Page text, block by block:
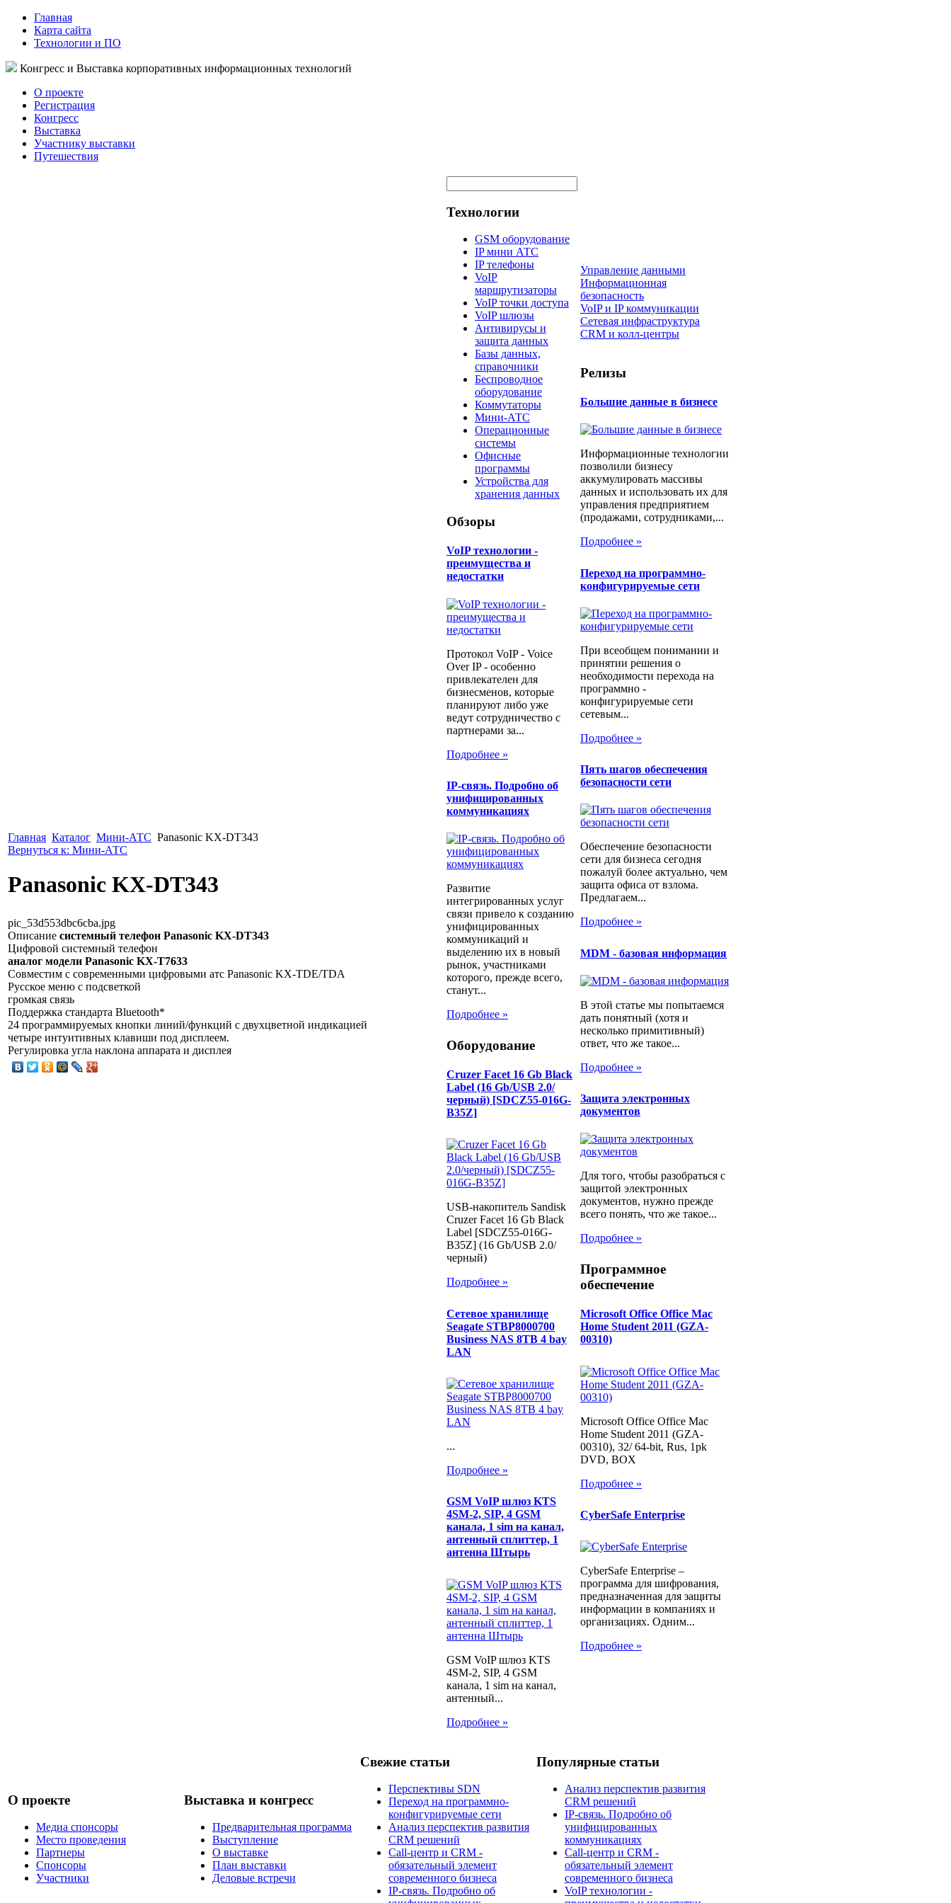
Главная
Карта сайта
Технологии и ПО
Конгресс и Выставка корпоративных информационных технологий
О проекте
Регистрация
Конгресс
Выставка
Участнику выставки
Путешествия
Главная Каталог Мини-АТС Panasonic KX-DT343
Вернуться к: Мини-АТС
Panasonic KX-DT343
pic_53d553dbc6cba.jpg
Описание системный телефон Panasonic KX-DT343
Цифровой системный телефон
аналог модели Panasonic KX-T7633
Совместим с современными цифровыми атс Panasonic KX-TDE/TDA
Русское меню с подсветкой
громкая связь
Поддержка стандарта Bluetooth*
24 программируемых кнопки линий/функций с двухцветной индикацией
четыре интуитивных клавиши под дисплеем.
Регулировка угла наклона аппарата и дисплея
Технологии
GSM оборудование
IP мини АТС
IP телефоны
VoIP
маршрутизаторы
VoIP точки доступа
VoIP шлюзы
Антивирусы и
защита данных
Базы данных,
справочники
Беспроводное
оборудование
Коммутаторы
Мини-АТС
Операционные
системы
Офисные
программы
Устройства для
хранения данных
Обзоры
​VoIP технологии -
преимущества и
недостатки
Протокол VoIP - Voice
Over IP - особенно
привлекателен для
бизнесменов, которые
планируют либо уже
ведут сотрудничество с
партнерами за...
Подробнее »
IP-связь. Подробно об
унифицированных
коммуникациях
Развитие
интегрированных услуг
связи привело к созданию
унифицированных
коммуникаций и
выделению их в новый
рынок, участниками
которого, прежде всего,
станут...
Подробнее »
Оборудование
Cruzer Facet 16 Gb Black
Label (16 Gb/USB 2.0/
черный) [SDCZ55-016G-
B35Z]
USB-накопитель Sandisk
Cruzer Facet 16 Gb Black
Label [SDCZ55-016G-
B35Z] (16 Gb/USB 2.0/
черный)
Подробнее »
Сетевое хранилище
Seagate STBP8000700
Business NAS 8TB 4 bay
LAN
...
Подробнее »
GSM VoIP шлюз KTS
4SM-2, SIP, 4 GSM
канала, 1 sim на канал,
антенный сплиттер, 1
антенна Штырь
GSM VoIP шлюз KTS
4SM-2, SIP, 4 GSM
канала, 1 sim на канал,
антенный...
Подробнее »
Управление данными
Информационная
безопасность
VoIP и IP коммуникации
Сетевая инфраструктура
CRM и колл-центры
Релизы
Большие данные в бизнесе
Информационные технологии
позволили бизнесу
аккумулировать массивы
данных и использовать их для
управления предприятием
(продажами, сотрудниками,...
Подробнее »
Переход на программно-
конфигурируемые сети
При всеобщем понимании и
принятии решения о
необходимости перехода на
программно -
конфигурируемые сети
сетевым...
Подробнее »
Пять шагов обеспечения
безопасности сети
Обеспечение безопасности
сети для бизнеса сегодня
пожалуй более актуально, чем
защита офиса от взлома.
Предлагаем...
Подробнее »
MDM - базовая информация
В этой статье мы попытаемся
дать понятный (хотя и
несколько примитивный)
ответ, что же такое...
Подробнее »
Защита электронных
документов
Для того, чтобы разобраться с
защитой электронных
документов, нужно прежде
всего понять, что же такое...
Подробнее »
Программное
обеспечение
Microsoft Office Office Mac
Home Student 2011 (GZA-
00310)
Microsoft Office Office Mac
Home Student 2011 (GZA-
00310), 32/ 64-bit, Rus, 1pk
DVD, BOX
Подробнее »
CyberSafe Enterprise
CyberSafe Enterprise –
программа для шифрования,
предназначенная для защиты
информации в компаниях и
организациях. Одним...
Подробнее »
О проекте
Медиа спонсоры
Место проведения
Партнеры
Спонсоры
Участники
Выставка и конгресс
Предварительная программа
Выступление
О выставке
План выставки
Деловые встречи
Свежие статьи
Перспективы SDN
Переход на программно-
конфигурируемые сети
Анализ перспектив развития
CRM решений
Call-центр и CRM -
обязательный элемент
современного бизнеса
IP-связь. Подробно об
Популярные статьи
Анализ перспектив развития
CRM решений
IP-связь. Подробно об
унифицированных
коммуникациях
Call-центр и CRM -
обязательный элемент
современного бизнеса
​VoIP технологии -